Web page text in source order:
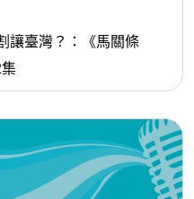
讓臺灣？：《馬關條